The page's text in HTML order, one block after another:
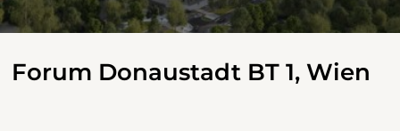
Forum Donaustadt BT 1, Wien